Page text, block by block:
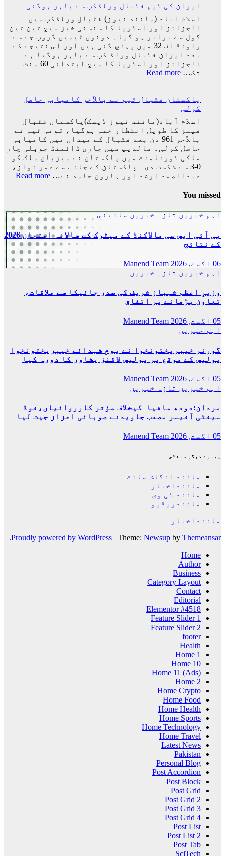
شکست
کیساتھ
رونالڈو
کا
ورلڈ
کپ
کا
سفر
ایران کی ٹیم فٹبال ورلڈکپ سے باہر ہوگئی
اسلام آباد (مانند نیوز) فٹبال ورلڈکپ میں
الجزائز اور آسٹریا کا سنسنی خیز میچ تین تین
گول سے برابر ہو گیا۔ دونوں ٹیمیں گروپ جے سے
راونڈ آف 32 میں پہنچ گئی ہیں اور اس نتیجے کے
بعد ایران فٹبال ورلڈ کپ سے باہر ہوگیا ہے۔
الجزائز اور آسٹریا کا میچ ابتدائی 60 منٹ
تک… Read more
:
ٹیم
سے
باہر
ہوگئی
پاکستان فٹبال ٹیم نے بالآخر کامیابی حاصل
کرلی
اسلام آباد(مانند نیوز ڈیسک)پاکستان فٹبال
فینز کا طویل انتظار ختم ہوگیا، قومی ٹیم نے
بالآخر 961 دن بعد فٹبال کے میدان میں کامیابی
حاصل کرلی۔ مالدیپ میں جاری ڈائمنڈ جوبلی چار
ملکی ٹورنامنٹ میں پاکستان نے میزبان ملک کو
0-3 سے شکست دی۔ پاکستان کے جانب سے عمر نواز،
عبدالصمد ارشد اور ہارون حامد نے… Read more
:
نے
You missed
اہم خبریںتازہ خبریںسائینس
بی آئی ایس سی مالاکنڈ کے میٹرک کے سالانہ امتحان 2026
کے نتائج
06 اگست, 2026
Manend Team
اہم خبریں تازہ خبریں
وزیرِ اعظم شہباز شریف کی صدر جائیکا سے ملاقات،
تعاون بڑھانے پر اتفاق
05 اگست, 2026
Manend Team
اہم خبریں
گورنر خیبرپختونخوا نے یومِ شہدائے خیبرپختونخوا
پولیس کے موقع پر پولیس لائنز پشاور کا دورہ کیا
05 اگست, 2026
Manend Team
اہم خبریں تازہ خبریں
مردان:دودھ مافیا کیخلاف مؤثر کارروائیاں،فوڈ
سیفٹی آفیسر مصعب جاویدنے صوبائی اعزاز جیت لیا
05 اگست, 2026 Manend Team
ہمارے دیگر سائٹس
مانند انگلش سائٹ
ماننداخبار
مانند ٹی وی
مانندریڈیو
ماننداخبار
Proudly powered by WordPress | Theme: Newsup by Themeansar
.
Home
Author
Business
Category Layout
Contact
Editorial
Elementor #4518
Feature Slider 1
Feature Slider 2
footer
Health
Home 1
Home 10
Home 11 (Ads)
Home 2
Home Crypto
Home Food
Home Health
Home Sports
Home Technology
Home Travel
Latest News
Pakistan
Personal Blog
Post Accordion
Post Block
Post Grid
Post Grid 2
Post Grid 3
Post Grid 4
Post List
Post List 2
Post Tab
SciTech